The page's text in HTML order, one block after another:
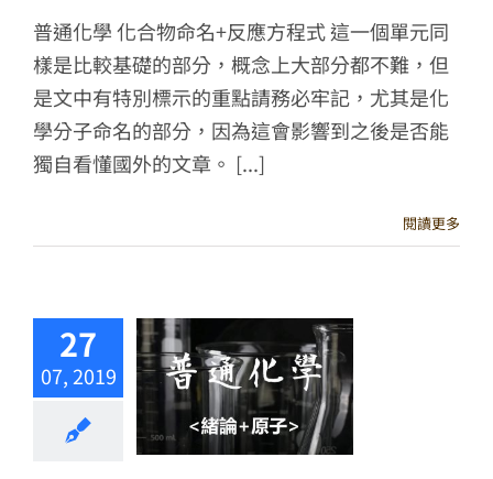
普通化學 化合物命名+反應方程式 這一個單元同
樣是比較基礎的部分，概念上大部分都不難，但
是文中有特別標示的重點請務必牢記，尤其是化
學分子命名的部分，因為這會影響到之後是否能
獨自看懂國外的文章。 [...]
閱讀更多
27
07, 2019